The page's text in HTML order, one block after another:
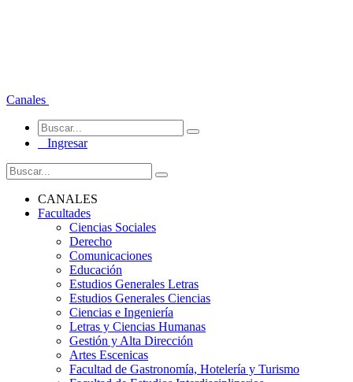
Canales
Ingresar
CANALES
Facultades
Ciencias Sociales
Derecho
Comunicaciones
Educación
Estudios Generales Letras
Estudios Generales Ciencias
Ciencias e Ingeniería
Letras y Ciencias Humanas
Gestión y Alta Dirección
Artes Escenicas
Facultad de Gastronomía, Hotelería y Turismo